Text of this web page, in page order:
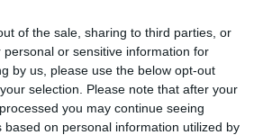
of the sale, sharing to third parties, or
personal or sensitive information for
by us, please use the below opt-out
selection. Please note that after your
you may continue seeing
based on personal information utilized by